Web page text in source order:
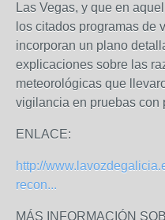
Las Vegas, y que en
los citados programas de
incorporan un plano
explicaciones sobre las
meteorológicas que
vigilancia en pruebas con
ENLACE:
http://
recon...
MÁS INFORMACIÓN